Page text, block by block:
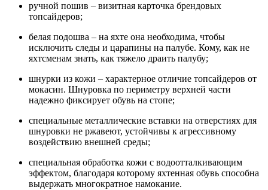
ручной пошив – визитная карточка брендовых
топсайдеров;
белая подошва – на яхте она необходима, чтобы
исключить следы и царапины на палубе. Кому, как не
яхтсменам знать, как тяжело драить палубу;
шнурки из кожи – характерное отличие топсайдеров от
мокасин. Шнуровка по периметру верхней части
надежно фиксирует обувь на стопе;
специальные металлические вставки на отверстиях для
шнуровки не ржавеют, устойчивы к агрессивному
воздействию внешней среды;
специальная обработка кожи с водоотталкивающим
эффектом, благодаря которому яхтенная обувь способна
выдержать многократное намокание.